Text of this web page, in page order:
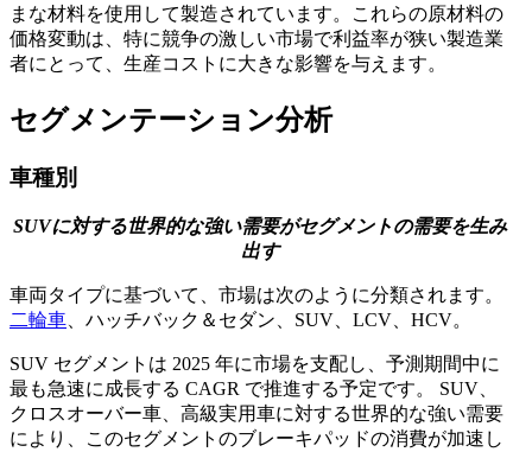
まな材料を使用して製造されています。これらの原材料の
価格変動は、特に競争の激しい市場で利益率が狭い製造業
者にとって、生産コストに大きな影響を与えます。
セグメンテーション分析
車種別
SUVに対する世界的な強い需要がセグメントの需要を生み
出す
車両タイプに基づいて、市場は次のように分類されます。
二輪車 、ハッチバック＆セダン、SUV、LCV、HCV。
SUV セグメントは 2025 年に市場を支配し、予測期間中に
最も急速に成長する CAGR で推進する予定です。 SUV、
クロスオーバー車、高級実用車に対する世界的な強い需要
により、このセグメントのブレーキパッドの消費が加速し